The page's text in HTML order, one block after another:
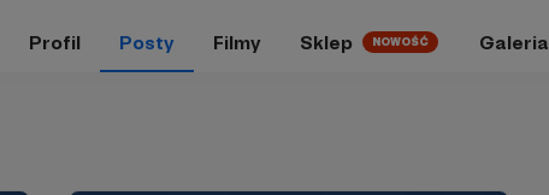
Profil Posty Filmy Sklep NOWOŚĆ Galeria